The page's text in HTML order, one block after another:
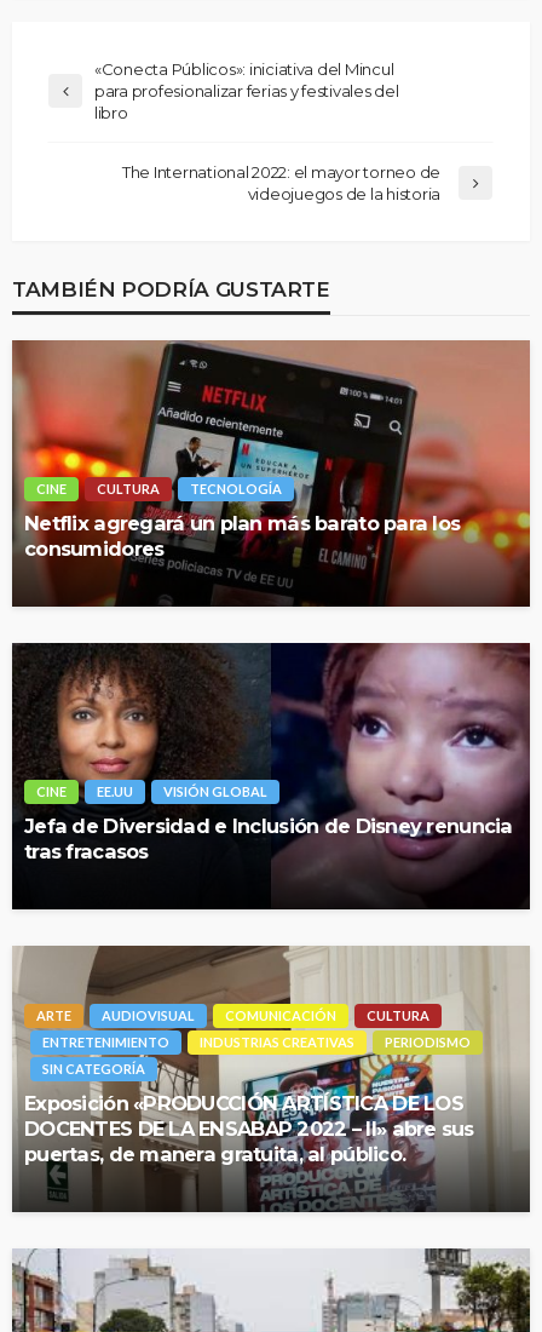
«Conecta Públicos»: iniciativa del Mincul
para profesionalizar ferias y festivales del
libro
The International 2022: el mayor torneo de
videojuegos de la historia
TAMBIÉN PODRÍA GUSTARTE
CINE CULTURA TECNOLOGÍA
Netflix agregará un plan más barato para los
consumidores
CINE EE.UU VISIÓN GLOBAL
Jefa de Diversidad e Inclusión de Disney renuncia
tras fracasos
ARTE AUDIOVISUAL COMUNICACIÓN
CULTURA
ENTRETENIMIENTO
INDUSTRIAS CREATIVAS
PERIODISMO
SIN CATEGORÍA
Exposición «PRODUCCIÓN ARTÍSTICA DE LOS
DOCENTES DE LA ENSABAP 2022 – II» abre sus
puertas, de manera gratuita, al público.